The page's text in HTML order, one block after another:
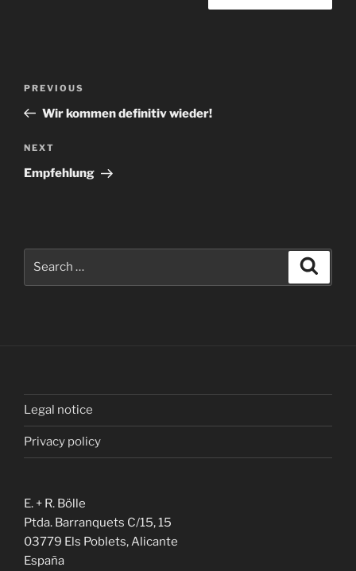
Previous
Post
PREVIOUS
Wir kommen definitiv wieder!
Next
Post
NEXT
Empfehlung
Legal notice
Privacy policy
E. + R. Bölle
Ptda. Barranquets C/15, 15
03779 Els Poblets, Alicante
España